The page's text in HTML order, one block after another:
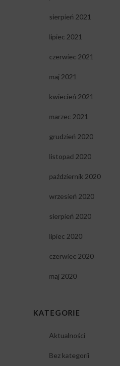
sierpień 2021
lipiec 2021
czerwiec 2021
maj 2021
kwiecień 2021
marzec 2021
grudzień 2020
listopad 2020
październik 2020
wrzesień 2020
sierpień 2020
lipiec 2020
czerwiec 2020
maj 2020
KATEGORIE
Aktualności
Bez kategorii